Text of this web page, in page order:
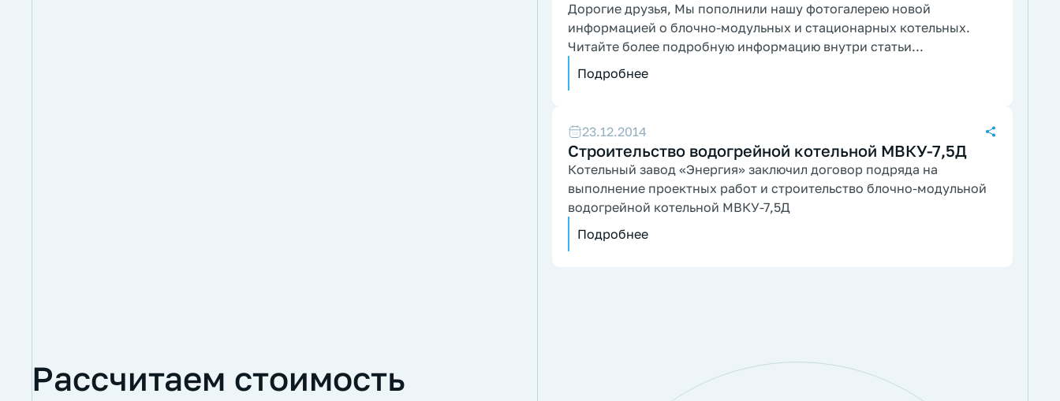
Дорогие друзья, Мы пополнили нашу фотогалерею новой
информацией о блочно-модульных и стационарных котельных.
Читайте более подробную информацию внутри статьи...
Подробнее
23.12.2014
Строительство водогрейной котельной МВКУ-7,5Д
Котельный завод «Энергия» заключил договор подряда на
выполнение проектных работ и строительство блочно-модульной
водогрейной котельной МВКУ-7,5Д
Подробнее
Рассчитаем стоимость